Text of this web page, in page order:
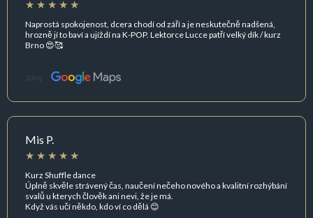
Naprostá spokojenost, dcera chodí od září a je neskutečně nadšená,
hrozně jí to baví a ujíždí na K-POP. Lektorce Lucce patří velký dík / kurz
Brno 😍🥰
Zdroj:
Mis P.
Kurz Shuffle dance
Úplně skvěle strávený čas, naučení nečeho nového a kvalitní rozhýbání
svalů u kterych člověk ani nevi, že je má.
Když vás učí někdo, kdo ví co dělá 😊